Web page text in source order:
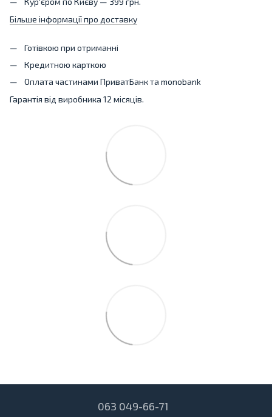
Більше інформації про доставку
Готівкою при отриманні
Кредитною карткою
Оплата частинами ПриватБанк та monobank
Гарантія від виробника 12 місяців.
063 049-66-71